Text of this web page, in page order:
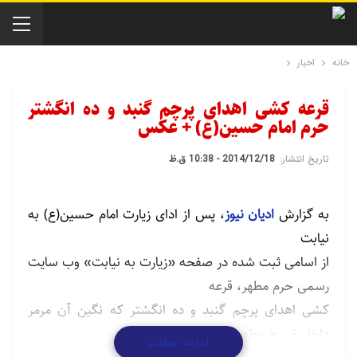
خانه اخبار
قرعه کشی اهدای پرچم گنبد و ده انگشتر
حرم امام حسین(ع) + عکس
تاریخ انتشار: 2014/12/18 - 10:38 ق.ظ
به گزارش ادیان نیوز، پس از ادای زیارت امام حسین(ع) به
نیابت
از اسامی ثبت شده در صفحه «زیارت به نیابت» وب سایت
رسمی حرم مطهر، قرعه
کشی اهدای پرچم گنبد و ده انگشتر که نگین آن مرمر
داخل ضریح مطهر
ادامه مطلب